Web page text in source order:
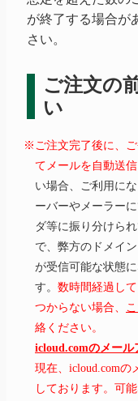
が終了する場合が
さい。
ご注文の
い
※ご注文完了後に、
てメールを自動送信
い場合、ご利用に
ーバーやメーラー
ダ等に振り分けら
で、弊方のドメイ
が受信可能な状態
す。 数時間経過し
つからない場合、
絡ください。
icloud.comのメー
現在、icloud.comの
しております。可